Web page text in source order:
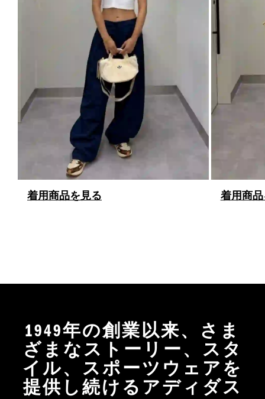
着用商品を見る 着用商
1949年の創業以来、さま
ざまなストーリー、スタ
イル、スポーツウェアを
提供し続けるアディダス